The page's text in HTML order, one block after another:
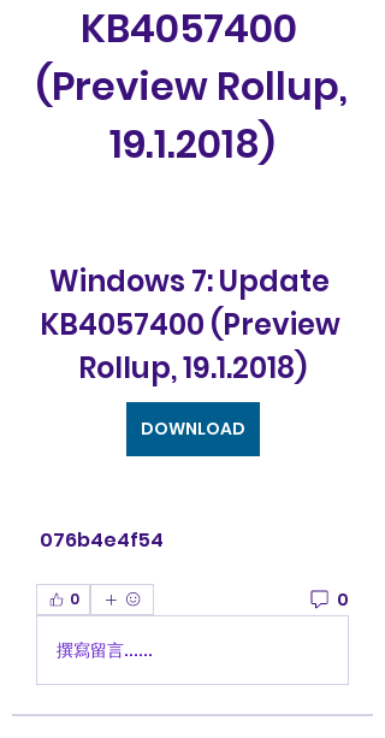
KB4057400
(Preview Rollup,
19.1.2018)
Windows 7: Update
KB4057400 (Preview
Rollup, 19.1.2018)
DOWNLOAD
076b4e4f54
0 0
撰寫留言......